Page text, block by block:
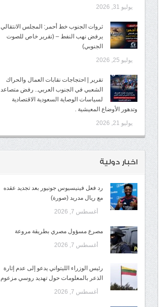
يوليو 31, 2026
ثروات الجنوب خط أحمر: المجلس الانتقالي
يرفض نهب النفط – (تقرير خاص للصوت
الجنوبي)
يوليو 25, 2026
تقرير | احتجاجات نقابات العمال والحراك
الشعبي في الجنوب العربي.. رفض متصاعد
لسياسات الوصاية السعودية الاقتصادية
وتدهور الأوضاع المعيشية .
يوليو 21, 2026
اخبار دولية
رد فعل فينيسيوس جونيور بعد تجديد عقده
مع ريال مدريد (صورة)
أغسطس 7, 2026
مصرع مسؤول مصري بطريقة مروعة
أغسطس 7, 2026
رئيس الوزراء الليتواني يدعو إلى عدم إثارة
الذعر بالمعلومات حول تهديد روسي مزعوم
أغسطس 7, 2026